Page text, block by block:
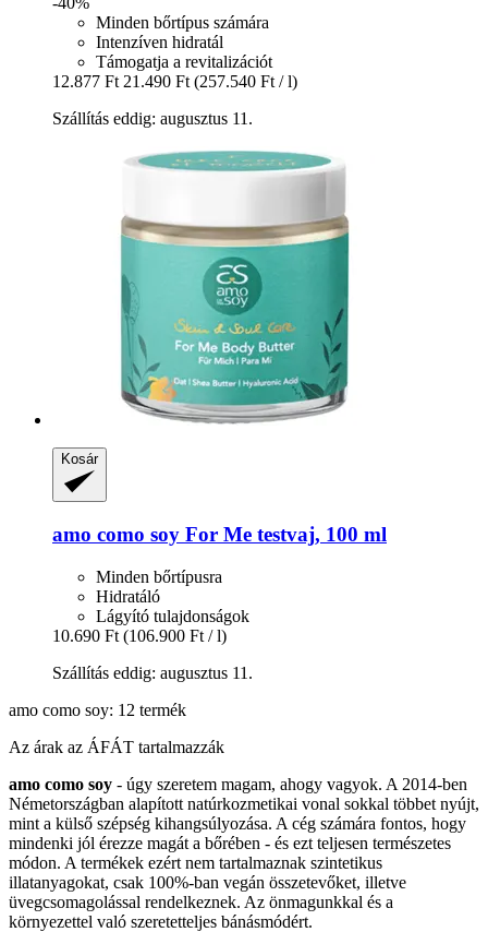
Minden bőrtípus számára
Intenzíven hidratál
Támogatja a revitalizációt
12.877 Ft 21.490 Ft (257.540 Ft / l)
Szállítás eddig: augusztus 11.
Kosár
amo como soy For Me testvaj, 100 ml
Minden bőrtípusra
Hidratáló
Lágyító tulajdonságok
10.690 Ft (106.900 Ft / l)
Szállítás eddig: augusztus 11.
amo como soy: 12 termék
Az árak az ÁFÁT tartalmazzák
amo como soy - úgy szeretem magam, ahogy vagyok. A 2014-ben
Németországban alapított natúrkozmetikai vonal sokkal többet nyújt,
mint a külső szépség kihangsúlyozása. A cég számára fontos, hogy
mindenki jól érezze magát a bőrében - és ezt teljesen természetes
módon. A termékek ezért nem tartalmaznak szintetikus
illatanyagokat, csak 100%-ban vegán összetevőket, illetve
üvegcsomagolással rendelkeznek. Az önmagunkkal és a
környezettel való szeretetteljes bánásmódért.